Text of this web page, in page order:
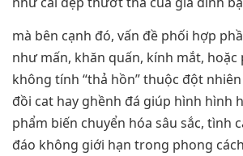
mà bên cạnh đó, vấn đề phối hợp
như mấn, khăn quấn, kính mắt, hoặc
không tính “thả hồn” thuộc đột
đồi cat hay ghềnh đá giúp hình hình
phẩm biến chuyển hóa sâu sắc, tình
đáo không giới hạn trong phong